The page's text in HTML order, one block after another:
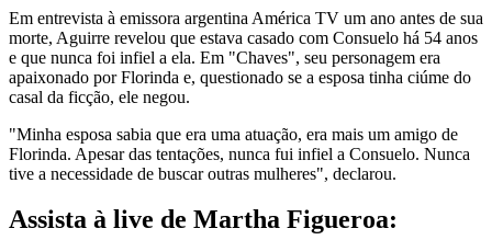
Em entrevista à emissora argentina América TV um ano antes de sua
morte, Aguirre revelou que estava casado com Consuelo há 54 anos
e que nunca foi infiel a ela. Em "Chaves", seu personagem era
apaixonado por Florinda e, questionado se a esposa tinha ciúme do
casal da ficção, ele negou.
"Minha esposa sabia que era uma atuação, era mais um amigo de
Florinda. Apesar das tentações, nunca fui infiel a Consuelo. Nunca
tive a necessidade de buscar outras mulheres", declarou.
Assista à live de Martha Figueroa: